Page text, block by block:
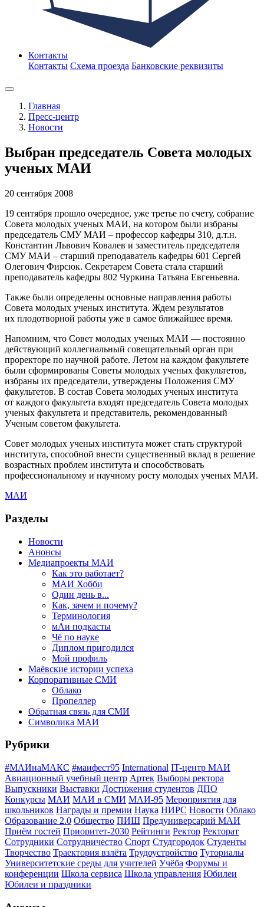
Контакты
Контакты Схема проезда Банковские реквизиты
Главная
Пресс-центр
Новости
Выбран председатель Совета молодых
ученых МАИ
20 сентября 2008
19 сентября прошло очередное, уже третье по счету, собрание
Совета молодых ученых МАИ, на котором были избраны
председатель СМУ МАИ – профессор кафедры 310, д.т.н.
Константин Львович Ковалев и заместитель председателя
СМУ МАИ – старший преподаватель кафедры 601 Сергей
Олегович Фирсюк. Секретарем Совета стала старший
преподаватель кафедры 802 Чуркина Татьяна Евгеньевна.
Также были определены основные направления работы
Совета молодых ученых института. Ждем результатов
их плодотворной работы уже в самое ближайшее время.
Напомним, что Совет молодых ученых МАИ — постоянно
действующий коллегиальный совещательный орган при
проректоре по научной работе. Летом на каждом факультете
были сформированы Советы молодых ученых факультетов,
избраны их председатели, утверждены Положения CМУ
факультетов. В состав Совета молодых ученых института
от каждого факультета входят председатель Cовета молодых
ученых факультета и представитель, рекомендованный
Ученым советом факультета.
Совет молодых ученых института может стать структурой
института, способной внести существенный вклад в решение
возрастных проблем института и способствовать
профессиональному и научному росту молодых ученых МАИ.
МАИ
Разделы
Новости
Анонсы
Медиапроекты МАИ
Как это работает?
МАИ Хобби
Один день в...
Как, зачем и почему?
Терминология
мАи подкасты
Чё по науке
Диплом пригодился
Мой профиль
Маёвские истории успеха
Корпоративные СМИ
Облако
Пропеллер
Обратная связь для СМИ
Символика МАИ
Рубрики
#МАИнаМАКС #маифест95 International IT-центр МАИ
Авиационный учебный центр Артек Выборы ректора
Выпускники Выставки Достижения студентов ДПО
Конкурсы МАИ МАИ в СМИ МАИ-95 Мероприятия для
школьников Награды и премии Наука НИРС Новости Облако
Образование 2.0 Общество ПИШ Предуниверсарий МАИ
Приём гостей Приоритет-2030 Рейтинги Ректор Ректорат
Сотрудники Сотрудничество Спорт Студгородок Студенты
Творчество Траектория взлёта Трудоустройство Туториалы
Университетские среды для учителей Учёба Форумы и
конференции Школа сервиса Школа управления Юбилеи
Юбилеи и праздники